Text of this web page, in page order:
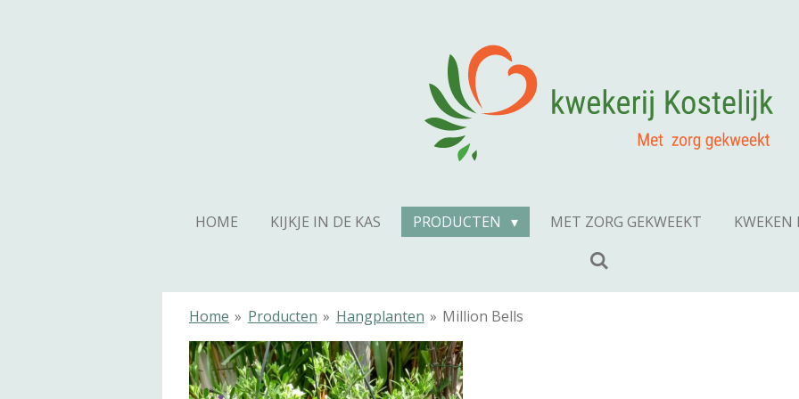
HOME KIJKJE IN DE KAS PRODUCTEN MET ZORG GEKWEEKT KWEKEN
Home » Producten » Hangplanten » Million Bells